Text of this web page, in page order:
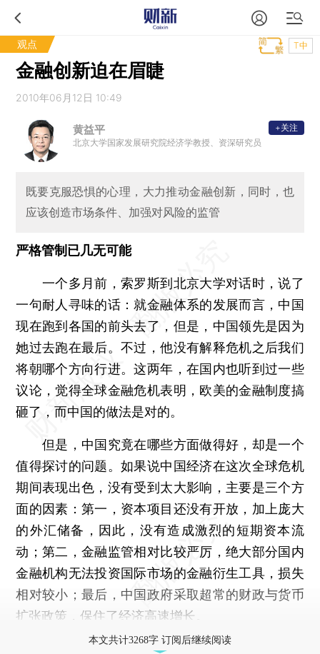
观点 T中
金融创新迫在眉睫
2010年06月12日 10:49
黄益平
北京大学国家发展研究院经济学教授、资深研究员
+关注
既要克服恐惧的心理，大力推动金融创新，同时，也
应该创造市场条件、加强对风险的监管
严格管制已几无可能
一个多月前，索罗斯到北京大学对话时，说了
一句耐人寻味的话：就金融体系的发展而言，中国
现在跑到各国的前头去了，但是，中国领先是因为
她过去跑在最后。不过，他没有解释危机之后我们
将朝哪个方向行进。这两年，在国内也听到过一些
议论，觉得全球金融危机表明，欧美的金融制度搞
砸了，而中国的做法是对的。
但是，中国究竟在哪些方面做得好，却是一个
值得探讨的问题。如果说中国经济在这次全球危机
期间表现出色，没有受到太大影响，主要是三个方
面的因素：第一，资本项目还没有开放，加上庞大
的外汇储备，因此，没有造成激烈的短期资本流
动；第二，金融监管相对比较严厉，绝大部分国内
金融机构无法投资国际市场的金融衍生工具，损失
相对较小；最后，中国政府采取超常的财政与货币
扩张政策，保住了经济高速增长。
本文共计3268字 订阅后继续阅读